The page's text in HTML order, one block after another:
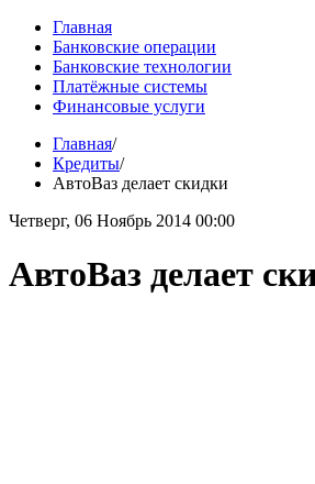
Главная
Банковские операции
Банковские технологии
Платёжные системы
Финансовые услуги
Главная/
Кредиты/
АвтоВаз делает скидки
Четверг, 06 Ноябрь 2014 00:00
АвтоВаз делает